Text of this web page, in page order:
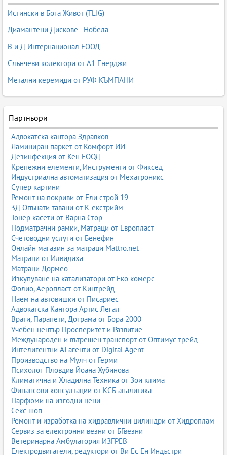
Истински в Бога Живот (TLIG)
Диамантени Дискове - Нобела
В и Д Интернационал ЕООД
Слънчеви колектори от А1 Енерджи
Метални керемиди от РУФ КЪМПАНИ
Партньори
Адвокатска кантора Здравков
Ламиниран паркет от Комфорт ИИ
Дезинфекция от Кен ЕООД
Крепежни елементи, Инструменти от Фиксед
Индустриална автоматизация от Мехатроникс
Супер картини
Ремонт на покриви от Ели строй 19
3Д Опънати тавани от К-екстрийм
Тонер касети от Варна Стор
Подматрачни рамки, Матраци от Европласт
Счетоводни услуги от Бенефин
Онлайн магазин за матраци Mattro.net
Матраци от Илвидиха
Матраци Дормео
Изкупуване на катализатори от Еко комерс
Фолио, Аеропласт от Кинтрейд
Наем на автовишки от Писариес
Адвокатска Кантора Артис Легал
Врати, Парапети, Дограма от Бора 2000
Учебен център Просперитет и Развитие
Международен и вътрешен транспорт от Оптимус трейд
Интелигентни AI агенти от Digital Agent
Производство на Мулч от Герми
Психолог Пловдив Йоана Хубинова
Климатична и Хладилна Техника от Зои клима
Финансови консултации от КСБ аналитика
Парфюми на изгодни цени
Секс шоп
Ремонт и изработка на хидравлични цилиндри от Хидроплам
Сервиз за електронни везни от БГвезни
Ветеринарна Амбулатория ИЗГРЕВ
Електродвигатели, редуктори от Ви Ес Ен Индъстри